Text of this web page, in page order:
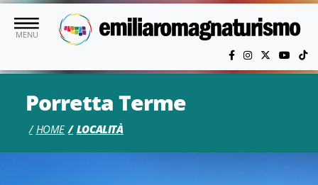
Vai al contenuto principale
MENU
Porretta Terme
HOME LOCALITÀ